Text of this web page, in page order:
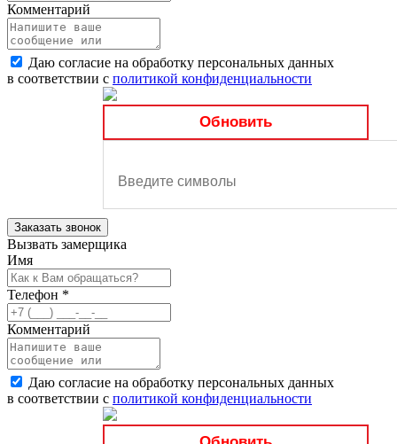
Комментарий
Даю согласие на обработку персональных данных
в соответствии с политикой конфиденциальности
Обновить
Заказать звонок
Вызвать замерщика
Имя
Телефон *
Комментарий
Даю согласие на обработку персональных данных
в соответствии с политикой конфиденциальности